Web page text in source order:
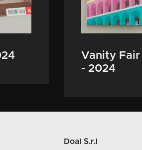
Vanity
- 2024
Doal S.r.l